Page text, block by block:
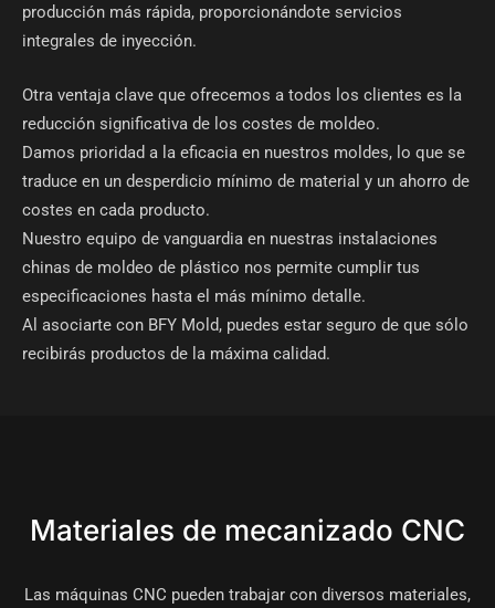
producción más rápida, proporcionándote servicios
integrales de inyección.
Otra ventaja clave que ofrecemos a todos los clientes es la
reducción significativa de los costes de moldeo.
Damos prioridad a la eficacia en nuestros moldes, lo que se
traduce en un desperdicio mínimo de material y un ahorro de
costes en cada producto.
Nuestro equipo de vanguardia en nuestras instalaciones
chinas de moldeo de plástico nos permite cumplir tus
especificaciones hasta el más mínimo detalle.
Al asociarte con BFY Mold, puedes estar seguro de que sólo
recibirás productos de la máxima calidad.
Materiales de mecanizado CNC
Las máquinas CNC pueden trabajar con diversos materiales,